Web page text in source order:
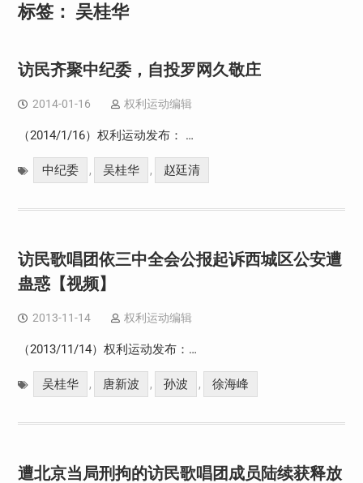
标签： 吴桂华
访民齐聚中纪委，自投罗网久敬庄
2014-01-16 权利运动编辑
（2014/1/16）权利运动发布： …
中纪委 , 吴桂华 , 赵廷清
访民歌唱团依三中全会公报起诉西城区公安遭
蛊惑【视频】
2013-11-14 权利运动编辑
（2013/11/14）权利运动发布：…
吴桂华 , 唐新波 , 孙波 , 徐海峰
遭北京当局刑拘的访民歌唱团成员陆续获释放